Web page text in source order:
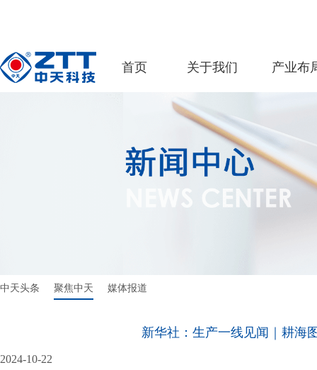
首页 关于我们 产业布
中天头条 聚焦中天 媒体报道
新华社：生产一线见闻｜耕海
2024-10-22